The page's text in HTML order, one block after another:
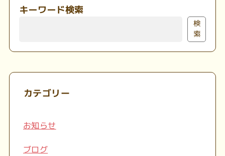
キーワード検索
検
索
カテゴリー
お知らせ
ブログ